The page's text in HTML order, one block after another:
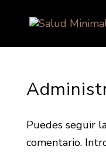
Puedes seguir
comentario.